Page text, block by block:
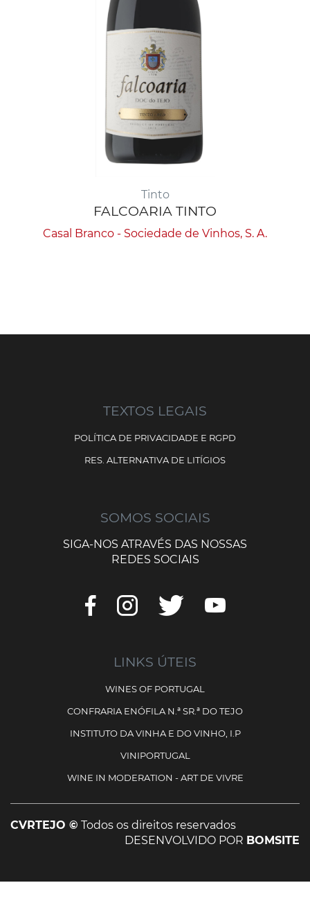
Tinto
FALCOARIA TINTO
Casal Branco - Sociedade de Vinhos, S. A.
TEXTOS LEGAIS
POLÍTICA DE PRIVACIDADE E RGPD
RES. ALTERNATIVA DE LITÍGIOS
SOMOS SOCIAIS
SIGA-NOS ATRAVÉS DAS NOSSAS
REDES SOCIAIS
LINKS ÚTEIS
WINES OF PORTUGAL
CONFRARIA ENÓFILA N.ª SR.ª DO TEJO
INSTITUTO DA VINHA E DO VINHO, I.P
VINIPORTUGAL
WINE IN MODERATION - ART DE VIVRE
CVRTEJO © Todos os direitos reservados
DESENVOLVIDO POR BOMSITE